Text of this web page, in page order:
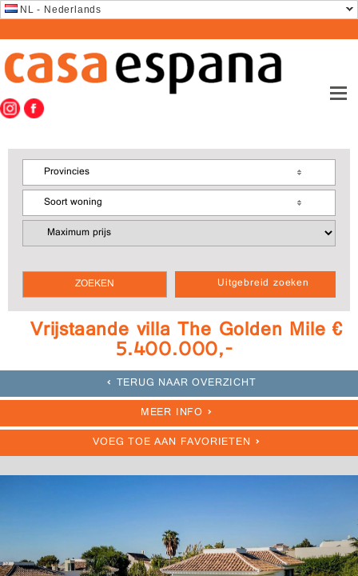
NL - Nederlands
Uitgebreid zoeken
Provincies
Soort woning
Vrijstaande villa The Golden Mile €
5.400.000,-
TERUG NAAR OVERZICHT
MEER INFO
VOEG TOE AAN FAVORIETEN